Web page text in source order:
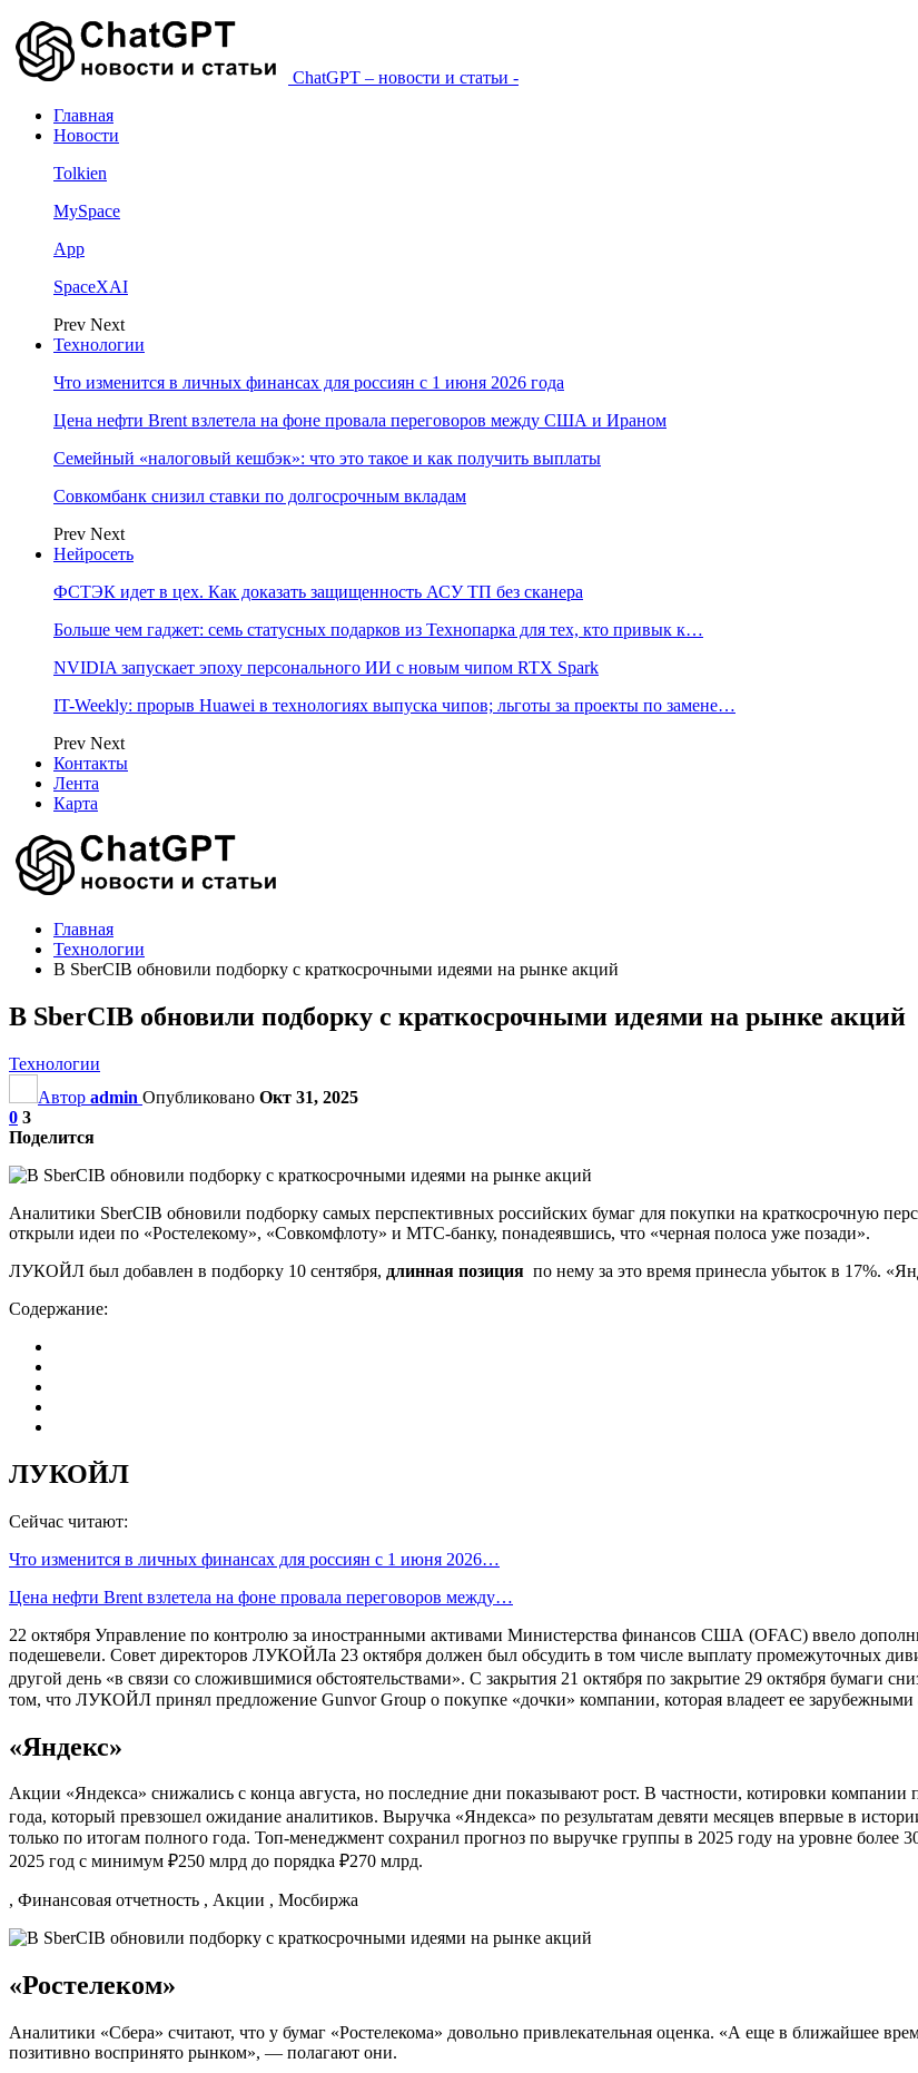
ChatGPT – новости и статьи -
Главная
Новости
Tolkien
MySpace
App
SpaceXAI
Prev Next
Технологии
Что изменится в личных финансах для россиян с 1 июня 2026 года
Цена нефти Brent взлетела на фоне провала переговоров между США и Ираном
Семейный «налоговый кешбэк»: что это такое и как получить выплаты
Совкомбанк снизил ставки по долгосрочным вкладам
Prev Next
Нейросеть
ФСТЭК идет в цех. Как доказать защищенность АСУ ТП без сканера
Больше чем гаджет: семь статусных подарков из Технопарка для тех, кто привык к…
NVIDIA запускает эпоху персонального ИИ с новым чипом RTX Spark
IT-Weekly: прорыв Huawei в технологиях выпуска чипов; льготы за проекты по замене…
Prev Next
Контакты
Лента
Карта
Главная
Технологии
В SberCIB обновили подборку с краткосрочными идеями на рынке акций
В SberCIB обновили подборку с краткосрочными идеями на рынке акций
Технологии
Автор admin Опубликовано Окт 31, 2025
0 3
Поделится
Аналитики SberCIB обновили подборку самых перспективных российских бумаг для покупки на краткосрочную
открыли идеи по «Ростелекому», «Совкомфлоту» и МТС-банку, понадеявшись, что «черная полоса уже позади».
ЛУКОЙЛ был добавлен в подборку 10 сентября, длинная позиция по нему за это время принесла убыток в 17%.
Содержание:
ЛУКОЙЛ
Сейчас читают:
Что изменится в личных финансах для россиян с 1 июня 2026…
Цена нефти Brent взлетела на фоне провала переговоров между…
22 октября Управление по контролю за иностранными активами Министерства финансов США (OFAC) ввело
подешевели. Совет директоров ЛУКОЙЛа 23 октября должен был обсудить в том числе выплату промежуточных
другой день «в связи со сложившимися обстоятельствами». С закрытия 21 октября по закрытие 29 октября бумаги
том, что ЛУКОЙЛ принял предложение Gunvor Group о покупке «дочки» компании, которая владеет ее зарубежными
«Яндекс»
Акции «Яндекса» снижались с конца августа, но последние дни показывают рост. В частности, котировки компании
года, который превзошел ожидание аналитиков. Выручка «Яндекса» по результатам девяти месяцев впервые в
только по итогам полного года. Топ-менеджмент сохранил прогноз по выручке группы в 2025 году на уровне более
2025 год с минимум ₽250 млрд до порядка ₽270 млрд.
, Финансовая отчетность , Акции , Мосбиржа
«Ростелеком»
Аналитики «Сбера» считают, что у бумаг «Ростелекома» довольно привлекательная оценка. «А еще в ближайшее
позитивно воспринято рынком», — полагают они.